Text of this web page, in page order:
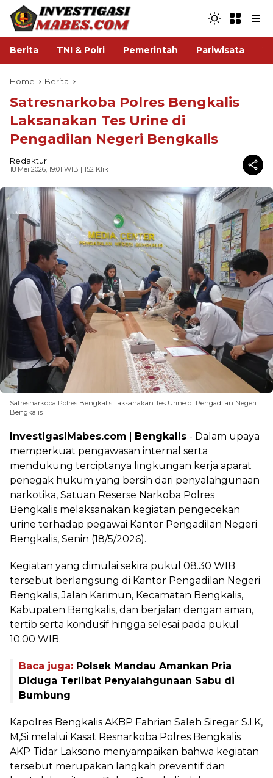
Berita TNI & Polri Pemerintah Pariwisata
Home Berita
Satresnarkoba Polres Bengkalis
Laksanakan Tes Urine di
Pengadilan Negeri Bengkalis
Redaktur
18 Mei 2026, 19:01 WIB | 152 Klik
Satresnarkoba Polres Bengkalis Laksanakan Tes Urine di Pengadilan Negeri
Bengkalis
InvestigasiMabes.com Bengkalis - Dalam upaya
memperkuat pengawasan internal serta
mendukung terciptanya lingkungan kerja aparat
penegak hukum yang bersih dari penyalahgunaan
narkotika, Satuan Reserse Narkoba Polres
Bengkalis melaksanakan kegiatan pengecekan
urine terhadap pegawai Kantor Pengadilan Negeri
Bengkalis, Senin (18/5/2026).
Kegiatan yang dimulai sekira pukul 08.30 WIB
tersebut berlangsung di Kantor Pengadilan Negeri
Bengkalis, Jalan Karimun, Kecamatan Bengkalis,
Kabupaten Bengkalis, dan berjalan dengan aman,
tertib serta kondusif hingga selesai pada pukul
10.00 WIB.
Baca juga: Polsek Mandau Amankan Pria
Diduga Terlibat Penyalahgunaan Sabu di
Bumbung
Kapolres Bengkalis AKBP Fahrian Saleh Siregar S.I.K,
M,Si melalui Kasat Resnarkoba Polres Bengkalis
AKP Tidar Laksono menyampaikan bahwa kegiatan
tersebut merupakan langkah preventif dan